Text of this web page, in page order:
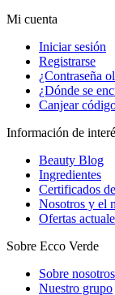
Mi cuenta
Iniciar sesión
Registrarse
¿Contraseña
¿Dónde se
Canjear
Información de
Beauty Blog
Ingredientes
Certificados
Nosotros y el
Ofertas
Sobre Ecco Verde
Sobre nosotros
Nuestro grupo